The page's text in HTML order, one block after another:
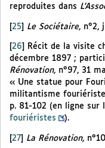
reproduites dans
[25] Le Sociétaire, n°2,
26 Récit de la visite
décembre 1897 ;
Rénovation, n°97, 31
« Une statue pour
militantisme
p. 81-102 (en ligne sur
fouriéristes
).
27 La Rénovation,